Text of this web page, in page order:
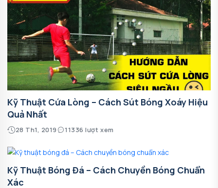
Kỹ Thuật Cứa Lòng – Cách Sút Bóng Xoáy Hiệu
Quả Nhất
28 Th1, 2019 11336 lượt xem
Kỹ Thuật Bóng Đá – Cách Chuyền Bóng Chuẩn
Xác